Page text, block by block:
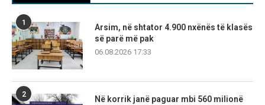
1
Arsim, në shtator 4.900 nxënës të klasës
së parë më pak
06.08.2026 17:33
2
Në korrik janë paguar mbi 560 milionë